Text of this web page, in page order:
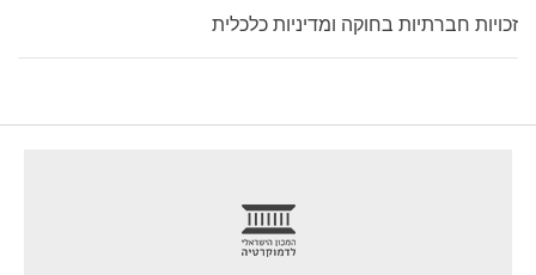
זכויות חברתיות בחוקה ומדיניות כלכלית